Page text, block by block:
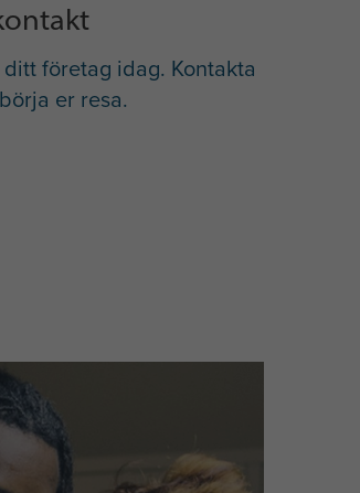
företag idag. Kontakta
er resa.